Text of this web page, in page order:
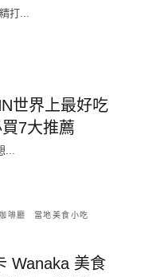
打...
世界上最好吃
7大推薦
...
啡廳 當地美食小吃
Wanaka 美食